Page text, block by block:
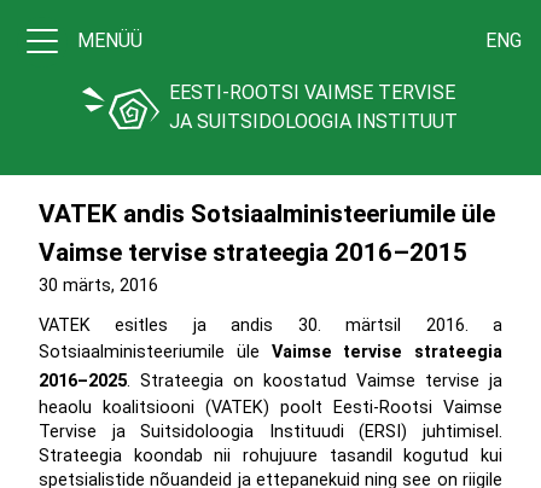
MENÜÜ ENG
EESTI-ROOTSI VAIMSE TERVISE
JA SUITSIDOLOOGIA INSTITUUT
VATEK andis Sotsiaalministeeriumile üle
Vaimse tervise strateegia 2016–2015
30 märts, 2016
VATEK esitles ja andis 30. märtsil 2016. a
Sotsiaalministeeriumile üle Vaimse tervise strateegia
2016–2025. Strateegia on koostatud Vaimse tervise ja
heaolu koalitsiooni (VATEK) poolt Eesti-Rootsi Vaimse
Tervise ja Suitsidoloogia Instituudi (ERSI) juhtimisel.
Strateegia koondab nii rohujuure tasandil kogutud kui
spetsialistide nõuandeid ja ettepanekuid ning see on riigile